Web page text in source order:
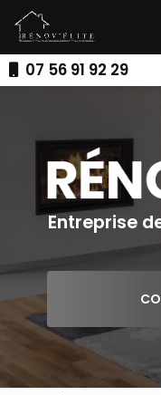
au
contenu
principal07 56 91 92 29
Entreprise